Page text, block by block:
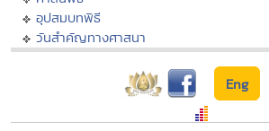
อุปสมบทพิธี
วันสำคัญทางศาสนา
Eng